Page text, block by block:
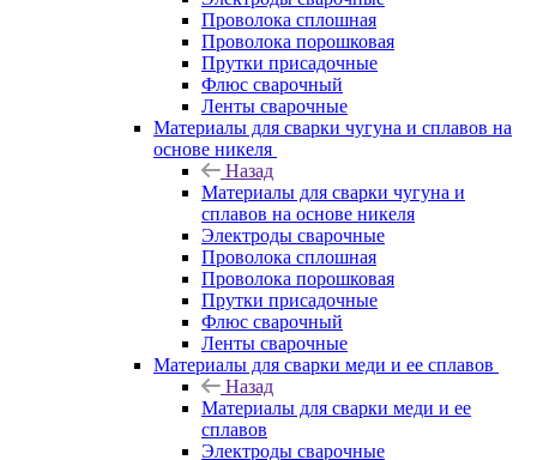
Проволока сплошная
Проволока порошковая
Прутки присадочные
Флюс сварочный
Ленты сварочные
Материалы для сварки чугуна и сплавов на
основе никеля
Назад
Материалы для сварки чугуна и
сплавов на основе никеля
Электроды сварочные
Проволока сплошная
Проволока порошковая
Прутки присадочные
Флюс сварочный
Ленты сварочные
Материалы для сварки меди и ее сплавов
Назад
Материалы для сварки меди и ее
сплавов
Электроды сварочные